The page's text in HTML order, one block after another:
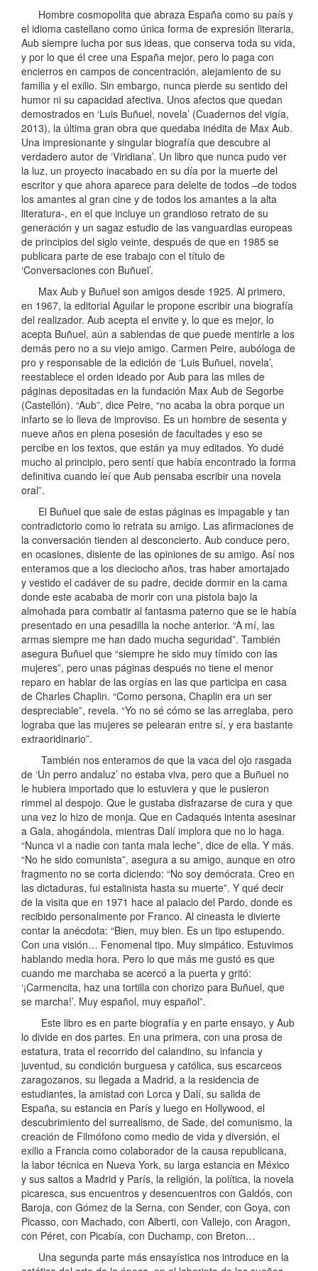
Hombre cosmopolita que abraza España como su país y
el idioma castellano como única forma de expresión literaria,
Aub siempre lucha por sus ideas, que conserva toda su vida,
y por lo que él cree una España mejor, pero lo paga con
encierros en campos de concentración, alejamiento de su
familia y el exilio. Sin embargo, nunca pierde su sentido del
humor ni su capacidad afectiva. Unos afectos que quedan
demostrados en ‘Luis Buñuel, novela’ (Cuadernos del vigía,
2013), la última gran obra que quedaba inédita de Max Aub.
Una impresionante y singular biografía que descubre al
verdadero autor de ‘Viridiana’. Un libro que nunca pudo ver
la luz, un proyecto inacabado en su día por la muerte del
escritor y que ahora aparece para deleite de todos –de todos
los amantes al gran cine y de todos los amantes a la alta
literatura-, en el que incluye un grandioso retrato de su
generación y un sagaz estudio de las vanguardias europeas
de principios del siglo veinte, después de que en 1985 se
publicara parte de ese trabajo con el título de
‘Conversaciones con Buñuel’.
Max Aub y Buñuel son amigos desde 1925. Al primero,
en 1967, la editorial Aguilar le propone escribir una biografía
del realizador. Aub acepta el envite y, lo que es mejor, lo
acepta Buñuel, aún a sabiendas de que puede mentirle a los
demás pero no a su viejo amigo. Carmen Peire, aubóloga de
pro y responsable de la edición de ‘Luis Buñuel, novela’,
reestablece el orden ideado por Aub para las miles de
páginas depositadas en la fundación Max Aub de Segorbe
(Castellón). “Aub”, dice Peire, “no acaba la obra porque un
infarto se lo lleva de improviso. Es un hombre de sesenta y
nueve años en plena posesión de facultades y eso se
percibe en los textos, que están ya muy editados. Yo dudé
mucho al principio, pero sentí que había encontrado la forma
definitiva cuando leí que Aub pensaba escribir una novela
oral”.
El Buñuel que sale de estas páginas es impagable y tan
contradictorio como lo retrata su amigo. Las afirmaciones de
la conversación tienden al desconcierto. Aub conduce pero,
en ocasiones, disiente de las opiniones de su amigo. Así nos
enteramos que a los dieciocho años, tras haber amortajado
y vestido el cadáver de su padre, decide dormir en la cama
donde este acababa de morir con una pistola bajo la
almohada para combatir al fantasma paterno que se le había
presentado en una pesadilla la noche anterior. “A mí, las
armas siempre me han dado mucha seguridad”. También
asegura Buñuel que “siempre he sido muy tímido con las
mujeres”, pero unas páginas después no tiene el menor
reparo en hablar de las orgías en las que participa en casa
de Charles Chaplin. “Como persona, Chaplin era un ser
despreciable”, revela. “Yo no sé cómo se las arreglaba, pero
lograba que las mujeres se pelearan entre sí, y era bastante
extraoridinario”.
También nos enteramos de que la vaca del ojo rasgada
de ‘Un perro andaluz’ no estaba viva, pero que a Buñuel no
le hubiera importado que lo estuviera y que le pusieron
rimmel al despojo. Que le gustaba disfrazarse de cura y que
una vez lo hizo de monja. Que en Cadaqués intenta asesinar
a Gala, ahogándola, mientras Dalí implora que no lo haga.
“Nunca vi a nadie con tanta mala leche”, dice de ella. Y más.
“No he sido comunista”, asegura a su amigo, aunque en otro
fragmento no se corta diciendo: “No soy demócrata. Creo en
las dictaduras, fui estalinista hasta su muerte”. Y qué decir
de la visita que en 1971 hace al palacio del Pardo, donde es
recibido personalmente por Franco. Al cineasta le divierte
contar la anécdota: “Bien, muy bien. Es un tipo estupendo.
Con una visión… Fenomenal tipo. Muy simpático. Estuvimos
hablando media hora. Pero lo que más me gustó es que
cuando me marchaba se acercó a la puerta y gritó:
‘¡Carmencita, haz una tortilla con chorizo para Buñuel, que
se marcha!’. Muy español, muy español”.
Este libro es en parte biografía y en parte ensayo, y Aub
lo divide en dos partes. En una primera, con una prosa de
estatura, trata el recorrido del calandino, su infancia y
juventud, su condición burguesa y católica, sus escarceos
zaragozanos, su llegada a Madrid, a la residencia de
estudiantes, la amistad con Lorca y Dalí, su salida de
España, su estancia en París y luego en Hollywood, el
descubrimiento del surrealismo, de Sade, del comunismo, la
creación de Filmófono como medio de vida y diversión, el
exilio a Francia como colaborador de la causa republicana,
la labor técnica en Nueva York, su larga estancia en México
y sus saltos a Madrid y París, la religión, la política, la novela
picaresca, sus encuentros y desencuentros con Galdós, con
Baroja, con Gómez de la Serna, con Sender, con Goya, con
Picasso, con Machado, con Alberti, con Vallejo, con Aragon,
con Péret, con Picabía, con Duchamp, con Breton…
Una segunda parte más ensayística nos introduce en la